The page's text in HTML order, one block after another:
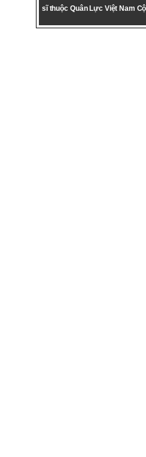
sĩ thuộc Quân Lực Việt Nam